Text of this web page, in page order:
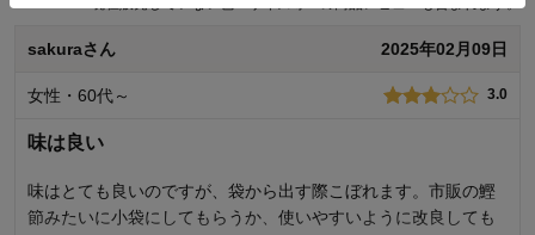
sakuraさん 2025年02月09日
女性・60代～ 3.0
味は良い
味はとても良いのですが、袋から出す際こぼれます。市販の鰹
節みたいに小袋にしてもらうか、使いやすいように改良しても